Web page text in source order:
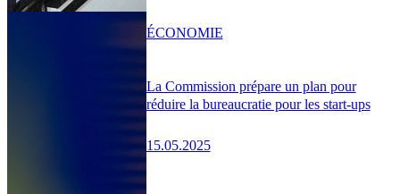
La Commission prépare un plan pour
réduire la bureaucratie pour les start-ups
15.05.2025
ÉCONOMIE